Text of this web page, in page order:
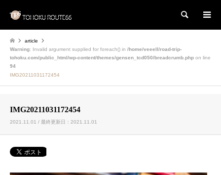
検索
article
Warning: Invalid argument supplied for foreach() in /home/veeell/road-trip-
tohoku.com/public_html/wp-content/themes/gensen_tcd050/breadcrumb.php on line
94
IMG20211031172454
IMG20211031172454
2021.11.01 / 最終更新日：2021.11.01